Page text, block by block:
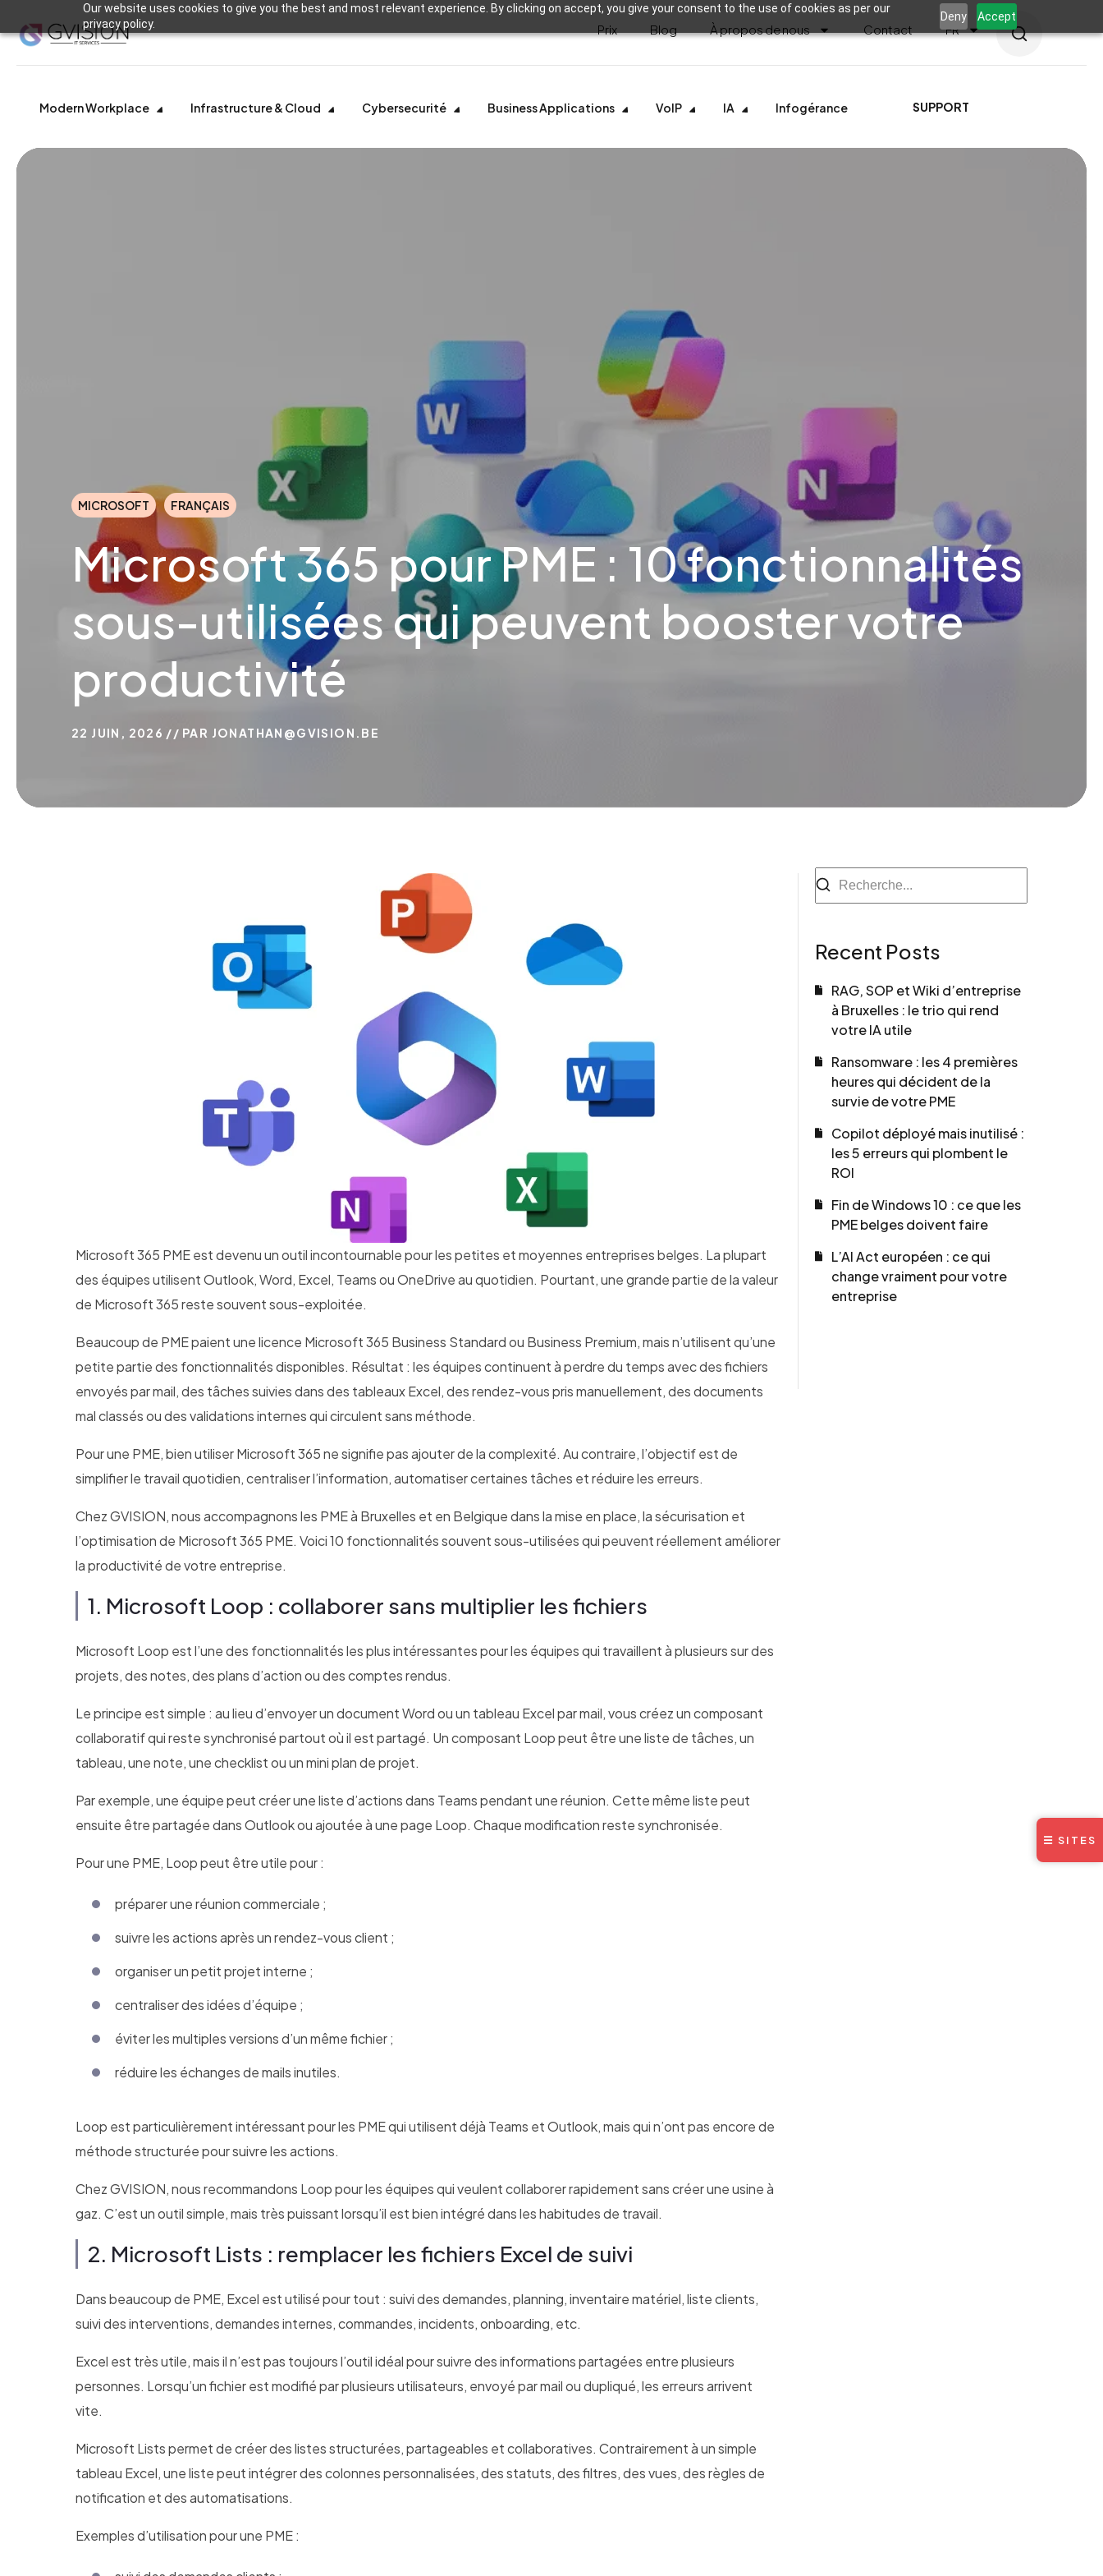
Our website uses cookies to give you the best and most relevant experience. By clicking on accept, you give your consent to the use of cookies as per our
privacy policy.
Deny Accept
Prix Blog À propos de nous Contact FR
Modern Workplace Infrastructure & Cloud Cybersecurité Business Applications VoIP IA Infogérance SUPPORT
MICROSOFT FRANÇAIS
Microsoft 365 pour PME : 10 fonctionnalités
sous-utilisées qui peuvent booster votre
productivité
22 JUIN, 2026 PAR JONATHAN@GVISION.BE
Microsoft 365 PME est devenu un outil incontournable pour les petites et moyennes entreprises belges. La plupart
des équipes utilisent Outlook, Word, Excel, Teams ou OneDrive au quotidien. Pourtant, une grande partie de la valeur
de Microsoft 365 reste souvent sous-exploitée.
Beaucoup de PME paient une licence Microsoft 365 Business Standard ou Business Premium, mais n’utilisent qu’une
petite partie des fonctionnalités disponibles. Résultat : les équipes continuent à perdre du temps avec des fichiers
envoyés par mail, des tâches suivies dans des tableaux Excel, des rendez-vous pris manuellement, des documents
mal classés ou des validations internes qui circulent sans méthode.
Pour une PME, bien utiliser Microsoft 365 ne signifie pas ajouter de la complexité. Au contraire, l’objectif est de
simplifier le travail quotidien, centraliser l’information, automatiser certaines tâches et réduire les erreurs.
Chez GVISION, nous accompagnons les PME à Bruxelles et en Belgique dans la mise en place, la sécurisation et
l’optimisation de Microsoft 365 PME. Voici 10 fonctionnalités souvent sous-utilisées qui peuvent réellement améliorer
la productivité de votre entreprise.
1. Microsoft Loop : collaborer sans multiplier les fichiers
Microsoft Loop est l’une des fonctionnalités les plus intéressantes pour les équipes qui travaillent à plusieurs sur des
projets, des notes, des plans d’action ou des comptes rendus.
Le principe est simple : au lieu d’envoyer un document Word ou un tableau Excel par mail, vous créez un composant
collaboratif qui reste synchronisé partout où il est partagé. Un composant Loop peut être une liste de tâches, un
tableau, une note, une checklist ou un mini plan de projet.
Par exemple, une équipe peut créer une liste d’actions dans Teams pendant une réunion. Cette même liste peut
ensuite être partagée dans Outlook ou ajoutée à une page Loop. Chaque modification reste synchronisée.
Pour une PME, Loop peut être utile pour :
préparer une réunion commerciale ;
suivre les actions après un rendez-vous client ;
organiser un petit projet interne ;
centraliser des idées d’équipe ;
éviter les multiples versions d’un même fichier ;
réduire les échanges de mails inutiles.
Loop est particulièrement intéressant pour les PME qui utilisent déjà Teams et Outlook, mais qui n’ont pas encore de
méthode structurée pour suivre les actions.
Chez GVISION, nous recommandons Loop pour les équipes qui veulent collaborer rapidement sans créer une usine à
gaz. C’est un outil simple, mais très puissant lorsqu’il est bien intégré dans les habitudes de travail.
2. Microsoft Lists : remplacer les fichiers Excel de suivi
Dans beaucoup de PME, Excel est utilisé pour tout : suivi des demandes, planning, inventaire matériel, liste clients,
suivi des interventions, demandes internes, commandes, incidents, onboarding, etc.
Excel est très utile, mais il n’est pas toujours l’outil idéal pour suivre des informations partagées entre plusieurs
personnes. Lorsqu’un fichier est modifié par plusieurs utilisateurs, envoyé par mail ou dupliqué, les erreurs arrivent
vite.
Microsoft Lists permet de créer des listes structurées, partageables et collaboratives. Contrairement à un simple
tableau Excel, une liste peut intégrer des colonnes personnalisées, des statuts, des filtres, des vues, des règles de
notification et des automatisations.
Exemples d’utilisation pour une PME :
Recent Posts
RAG, SOP et Wiki d’entreprise
à Bruxelles : le trio qui rend
votre IA utile
Ransomware : les 4 premières
heures qui décident de la
survie de votre PME
Copilot déployé mais inutilisé :
les 5 erreurs qui plombent le
ROI
Fin de Windows 10 : ce que les
PME belges doivent faire
L’AI Act européen : ce qui
change vraiment pour votre
entreprise
☰ SITES